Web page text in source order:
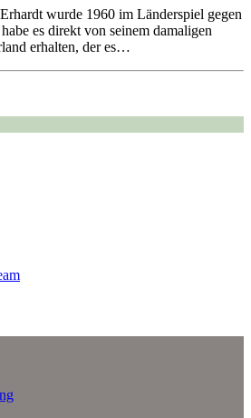
wurde 1960 im Länderspiel gegen
es direkt von seinem damaligen
erhalten, der es…